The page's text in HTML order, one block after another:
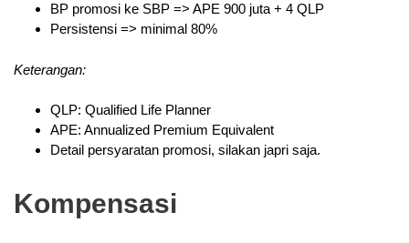
BP promosi ke SBP => APE 900 juta + 4 QLP
Persistensi => minimal 80%
Keterangan:
QLP: Qualified Life Planner
APE: Annualized Premium Equivalent
Detail persyaratan promosi, silakan japri saja.
Kompensasi